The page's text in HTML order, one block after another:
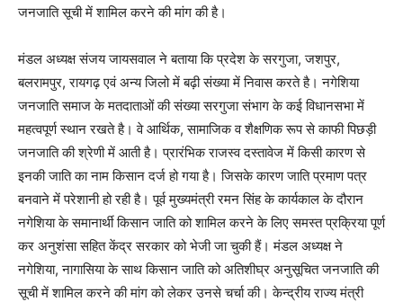
जनजाति सूची में शामिल करने की मांग की है।
मंडल अध्यक्ष संजय जायसवाल ने बताया कि प्रदेश के सरगुजा, जशपुर,
बलरामपुर, रायगढ़ एवं अन्य जिलो में बढ़ी संख्या में निवास करते है। नगेशिया
जनजाति समाज के मतदाताओं की संख्या सरगुजा संभाग के कई विधानसभा में
महत्वपूर्ण स्थान रखते है। वे आर्थिक, सामाजिक व शैक्षणिक रूप से काफी पिछड़ी
जनजाति की श्रेणी में आती है। प्रारंभिक राजस्व दस्तावेज में किसी कारण से
इनकी जाति का नाम किसान दर्ज हो गया है। जिसके कारण जाति प्रमाण पत्र
बनवाने में परेशानी हो रही है। पूर्व मुख्यमंत्री रमन सिंह के कार्यकाल के दौरान
नगेशिया के समानार्थी किसान जाति को शामिल करने के लिए समस्त प्रक्रिया पूर्ण
कर अनुशंसा सहित केंद्र सरकार को भेजी जा चुकी हैं। मंडल अध्यक्ष ने
नगेशिया, नागासिया के साथ किसान जाति को अतिशीघ्र अनुसूचित जनजाति की
सूची में शामिल करने की मांग को लेकर उनसे चर्चा की। केन्द्रीय राज्य मंत्री